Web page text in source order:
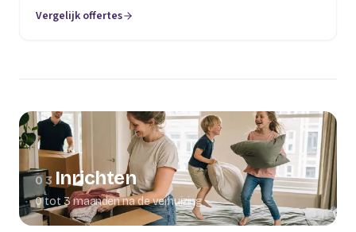
Vergelijk offertes
(opent in een nieuw tabblad)
03 Inrichten
0 tot 3 maanden na de verhuizing